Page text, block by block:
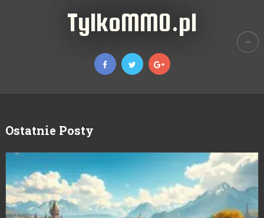
TylkoMMO.pl
Ostatnie Posty